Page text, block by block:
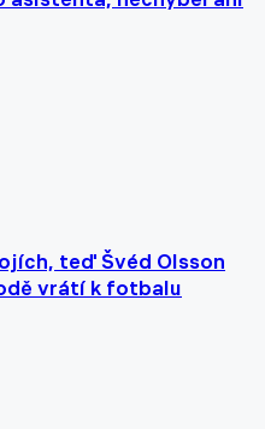
teď Švéd Olsson
vrátí k fotbalu